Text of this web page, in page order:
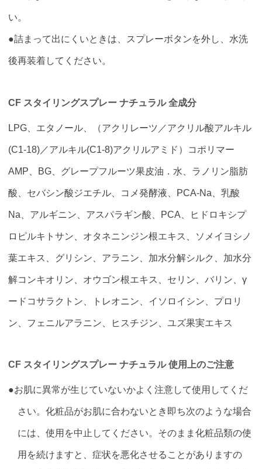
い。
●詰まって出にくいときは、スプレーボタンを外し、水洗
後再装着してください。
CF スタイリングスプレー ナチュラル 全成分
LPG、エタノール、（アクリレーツ／アクリル酸アルキル
(C1-18)／アルキル(C1-8)アクリルアミド）コポリマー
AMP、BG、グレープフルーツ果皮油．水、ラノリン脂肪
酸、セバシン酸ジエチル、コメ発酵液、PCA-Na、乳酸
Na、アルギニン、アスパラギン酸、PCA、ヒドロキシプ
ロピルキトサン、オタネニンジン根エキス、ソメイヨシノ
葉エキス、グリシン、アラニン、加水分解シルク、加水分
解コンキオリン、オウゴン根エキス、セリン、バリン、γ
ードコサラクトン、トレオニン、イソロイシン、プロリ
ン、フェニルアラニン、ヒスチジン、ユズ果実エキス
CF スタイリングスプレー ナチュラル 使用上のご注意
●お肌に異常が生じていないかよく注意して使用してくだ
さい。化粧品がお肌に合わないとき即ち次のような場合
には、使用を中止してください。そのまま化粧品類の使
用を続けますと、症状を悪化させることがありますの